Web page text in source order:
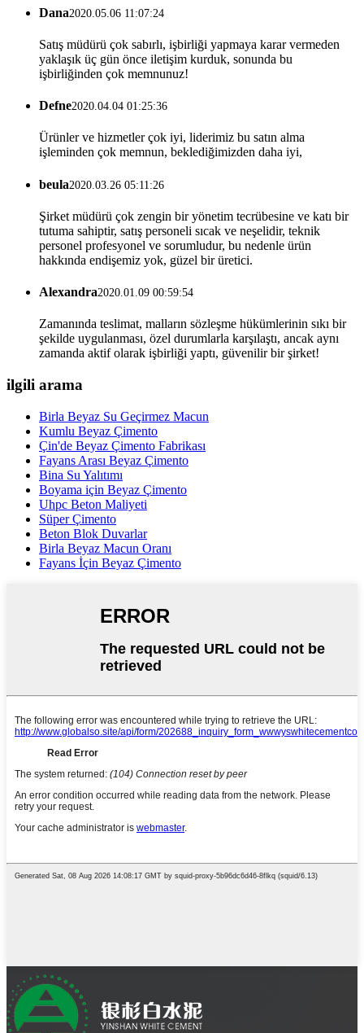
Dana2020.05.06 11:07:24
Satış müdürü çok sabırlı, işbirliği yapmaya karar vermeden
yaklaşık üç gün önce iletişim kurduk, sonunda bu
işbirliğinden çok memnunuz!
Defne2020.04.04 01:25:36
Ürünler ve hizmetler çok iyi, liderimiz bu satın alma
işleminden çok memnun, beklediğimizden daha iyi,
beula2020.03.26 05:11:26
Şirket müdürü çok zengin bir yönetim tecrübesine ve katı bir
tutuma sahiptir, satış personeli sıcak ve neşelidir, teknik
personel profesyonel ve sorumludur, bu nedenle ürün
hakkında endişemiz yok, güzel bir üretici.
Alexandra2020.01.09 00:59:54
Zamanında teslimat, malların sözleşme hükümlerinin sıkı bir
şekilde uygulanması, özel durumlarla karşılaştı, ancak aynı
zamanda aktif olarak işbirliği yaptı, güvenilir bir şirket!
ilgili arama
Birla Beyaz Su Geçirmez Macun
Kumlu Beyaz Çimento
Çin'de Beyaz Çimento Fabrikası
Fayans Arası Beyaz Çimento
Bina Su Yalıtımı
Boyama için Beyaz Çimento
Uhpc Beton Maliyeti
Süper Çimento
Beton Blok Duvarlar
Birla Beyaz Macun Oranı
Fayans İçin Beyaz Çimento